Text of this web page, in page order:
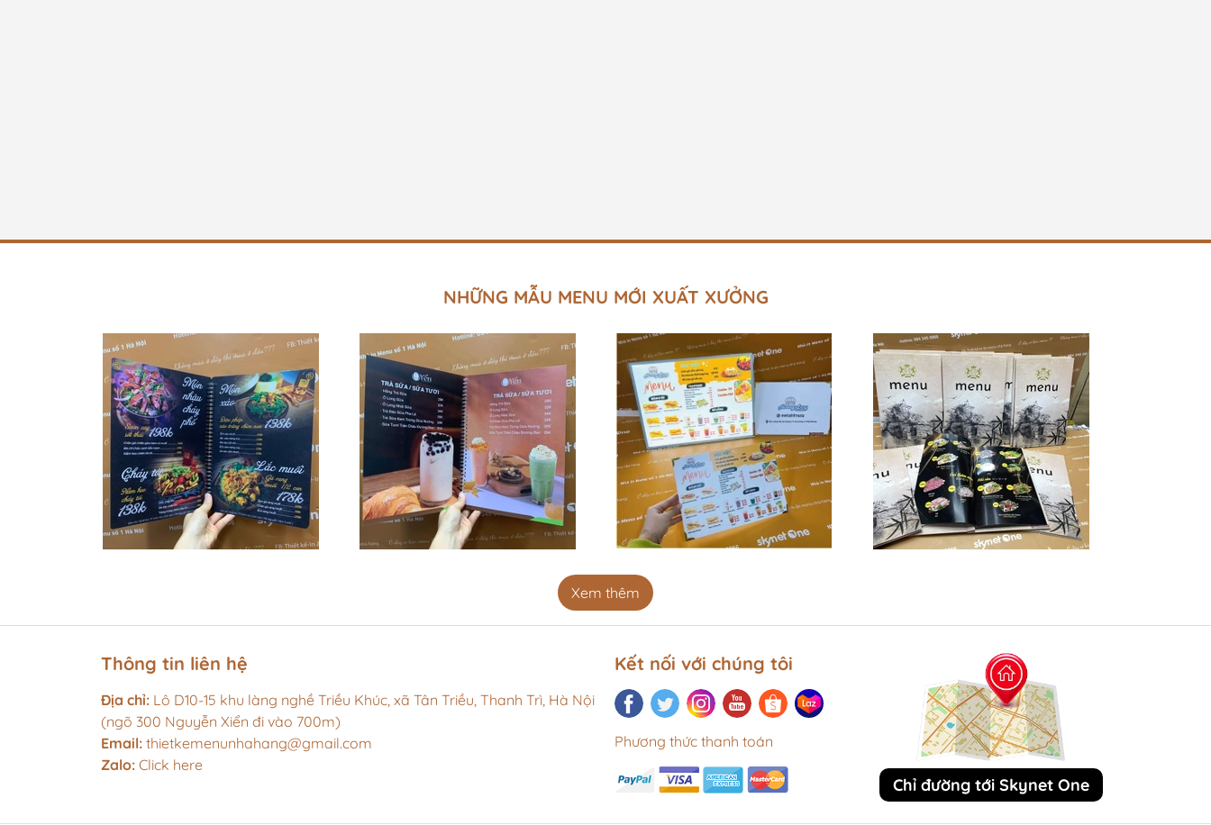
NHỮNG MẪU MENU MỚI XUẤT XƯỞNG
Xem thêm
Thông tin liên hệ
Địa chỉ: Lô D10-15 khu làng nghề Triều Khúc, xã Tân Triều, Thanh Trì, Hà Nội
(ngõ 300 Nguyễn Xiển đi vào 700m)
Email: thietkemenunhahang@gmail.com
Zalo: Click here
Kết nối với chúng tôi
Phương thức thanh toán
Chỉ đường tới Skynet One